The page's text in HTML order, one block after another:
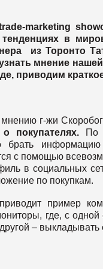
marketing
в
из Торонто
мнение
приводим
г-жи
покупателях.
По
брать
с помощью
в социальных
по покупкам.
пример
где, с
–